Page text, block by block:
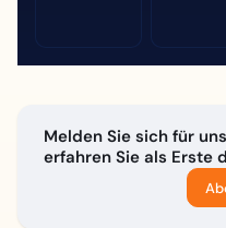
Melden Sie sich für
erfahren Sie als Erste